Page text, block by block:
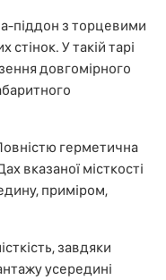
піддон з торцевими
У такій тарі
довгомірного
герметична
вказаної місткості
приміром,
завдяки
усередині